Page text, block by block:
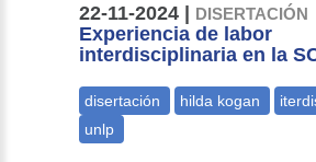
22-11-2024 | DISERTACIÓN
Experiencia de labor
interdisciplinaria en la